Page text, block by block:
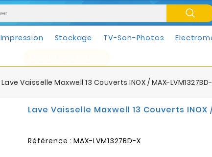
Impression Stockage TV-Son-Photos
Lave Vaisselle Maxwell 13 Couverts INOX / MAX-
Lave Vaisselle Maxwell 13 Couverts INOX
Référence : MAX-LVM1327BD-X